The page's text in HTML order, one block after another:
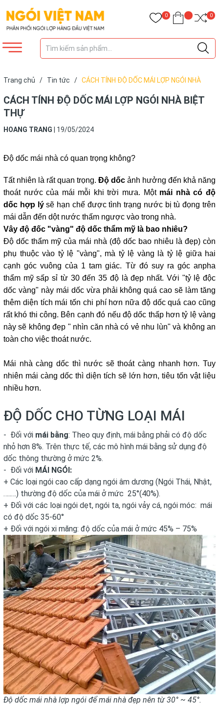
0 0
Trang chủ / Tin tức / CÁCH TÍNH ĐỘ DỐC MÁI LỢP NGÓI NHÀ
CÁCH TÍNH ĐỘ DỐC MÁI LỢP NGÓI NHÀ BIỆT
THỰ
HOANG TRANG 19/05/2024
Độ dốc mái nhà có quan trọng không?
Tất nhiên là rất quan trọng. Độ dốc ảnh hưởng đến khả năng
thoát nước của mái mỗi khi trời mưa. Một mái nhà có độ
dốc hợp lýsẽ hạn chế được tình trạng nước bị tù đọng trên
mái dẫn đến dột nước thấm ngược vào trong nhà.
Vây độ đốc "vàng" độ dốc thẩm mỹ là bao nhiêu?
Độ dốc thẩm mỹ của mái nhà (độ dốc bao nhiêu là đẹp) còn
phụ thuộc vào tỷ lệ "vàng", mà tỷ lệ vàng là tỷ lệ giữa hai
cạnh góc vuông của 1 tam giác. Từ đó suy ra góc anpha
thẩm mỹ sấp sỉ từ 30 đến 35 độ là đẹp nhất. Với "tỷ lệ độc
dốc vàng" này mái dốc vừa phải không quá cao sẽ làm tăng
thêm diện tích mái tốn chi phí hơn nữa độ dốc quá cao cũng
rất khó thi công. Bên cạnh đó nếu độ dốc thấp hơn tỷ lệ vàng
này sẽ không đẹp " nhìn căn nhà có vẻ nhu lùn" và không an
toàn cho việc thoát nước.
Mái nhà càng dốc thì nước sẽ thoát càng nhanh hơn. Tuy
nhiên mái càng dốc thì diện tích sẽ lớn hơn, tiêu tốn vật liệu
nhiều hơn.
ĐỘ DỐC CHO TỪNG LOẠI MÁI
- Đối với mái bằng: Theo quy định, mái bằng phải có độ dốc
nhỏ hơn 8%. Trên thực tế, các mô hình mái bằng sử dụng độ
dốc thông thường ở mức 2%.
- Đối với MÁI NGÓI:
+ Các loại ngói cao cấp dạng ngói âm dương (Ngói Thái, Nhật,
…..…) thường độ dốc của mái ở mức 25°(40%).
+ Đối với các loại ngói dẹt, ngói ta, ngói vảy cá, ngói móc: mái
có độ dốc 35-60°
+ Đối với ngói xi măng: độ dốc của mái ở mức 45% – 75%
Độ dốc mái nhà lợp ngói để mái nhà đẹp nên từ 30° ~ 45°.